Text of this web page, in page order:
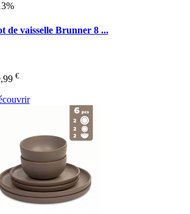
de vaisselle Brunner 8 ...
€